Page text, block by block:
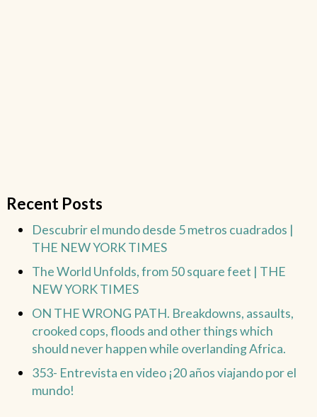
Recent Posts
Descubrir el mundo desde 5 metros cuadrados |
THE NEW YORK TIMES
The World Unfolds, from 50 square feet | THE
NEW YORK TIMES
ON THE WRONG PATH. Breakdowns, assaults,
crooked cops, floods and other things which
should never happen while overlanding Africa.
353- Entrevista en video ¡20 años viajando por el
mundo!